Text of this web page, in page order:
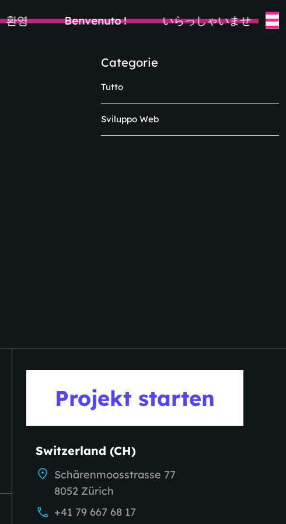
환영 Benvenuto ! いらっしゃいませ
Categorie
Tutto
Sviluppo Web
Projekt starten
Switzerland (CH)
Schärenmoosstrasse 77
8052 Zürich
+41 79 667 68 17